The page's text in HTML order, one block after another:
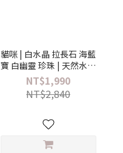
貓咪 | 白水晶 拉長石 海藍
寶 白幽靈 珍珠 | 天然水晶
手鍊
NT$1,990
NT$2,840